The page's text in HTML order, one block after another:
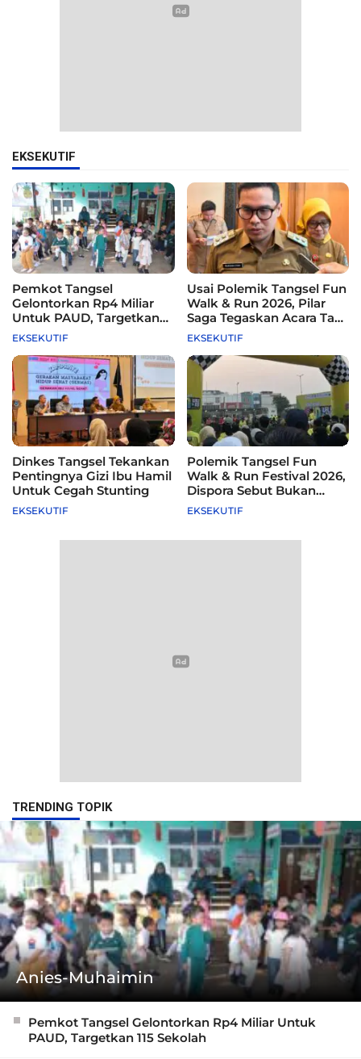
EKSEKUTIF
Pemkot Tangsel
Gelontorkan Rp4 Miliar
Untuk PAUD, Targetkan
115 Sekolah
EKSEKUTIF
Usai Polemik Tangsel Fun
Walk & Run 2026, Pilar
Saga Tegaskan Acara Tak
Difasilitasi Pemkot
EKSEKUTIF
Dinkes Tangsel Tekankan
Pentingnya Gizi Ibu Hamil
Untuk Cegah Stunting
EKSEKUTIF
Polemik Tangsel Fun
Walk & Run Festival 2026,
Dispora Sebut Bukan
Agenda Pemkot
EKSEKUTIF
TRENDING TOPIK
Anies-Muhaimin
Pemkot Tangsel Gelontorkan Rp4 Miliar Untuk
PAUD, Targetkan 115 Sekolah